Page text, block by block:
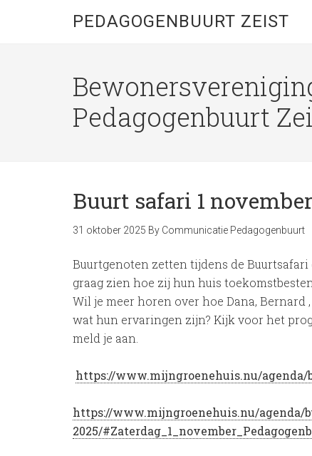
PEDAGOGENBUURT ZEIST
Pedagogenbuurt
Buurt safari 1
31 oktober 2025 By Communicatie Pedagogenbuurt
Buurtgenoten zetten tijdens de
graag zien hoe zij hun huis
Wil je meer horen over hoe Dana,
wat hun ervaringen zijn? Kijk voor het
meld je aan.
https://www.mijngroenehuis.nu/agenda/
https://www.mijngroenehuis.nu/agenda/
2025/